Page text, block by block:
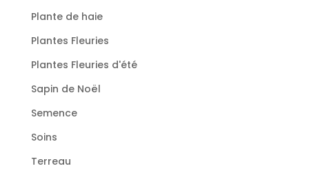
Plante de haie
Plantes Fleuries
Plantes Fleuries d'été
Sapin de Noël
Semence
Soins
Terreau